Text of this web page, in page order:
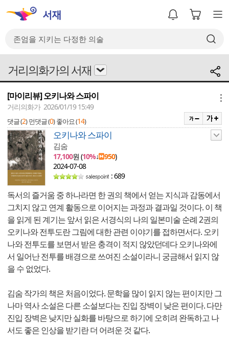
거리의화가의 서재
[마이리뷰] 오키나와 스파이
거리의화가 2026/01/19 15:49
댓글 (2) 먼댓글 (0) 좋아요 (14)
오키나와 스파이
김숨
17,100원 (10%↓ 950)
2024-07-08
: 689
독서의 즐거움 중 하나라면 한 권의 책에서 얻는 지식과 감동에서
그치지 않고 연계 활동으로 이어지는 과정과 결과일 것이다. 이 책
을 읽게 된 계기는 앞서 읽은 서경식의 나의 일본미술 순례 2권의
오키나와 전투도란 그림에 대한 관련 이야기를 접하면서다. 오키
나와 전투도를 보면서 받은 충격이 적지 않았던데다 오키나와에
서 일어난 전투를 배경으로 쓰여진 소설이라니 궁금해서 읽지 않
을 수 없었다.
김숨 작가의 책은 처음이었다. 문학을 많이 읽지 않는 편이지만 그
나마 역사 소설은 다른 소설보다는 진입 장벽이 낮은 편이다. 다만
진입 장벽은 낮지만 실화를 바탕으로 하기에 오히려 완독하고 나
서도 좋은 인상을 받기란 더 어려운 것 같다.